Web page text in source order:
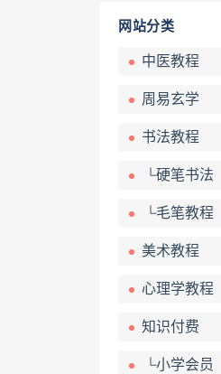
网站分类
中医教程
周易玄学
书法教程
└硬笔书法
└毛笔教程
美术教程
心理学教程
知识付费
└小学会员